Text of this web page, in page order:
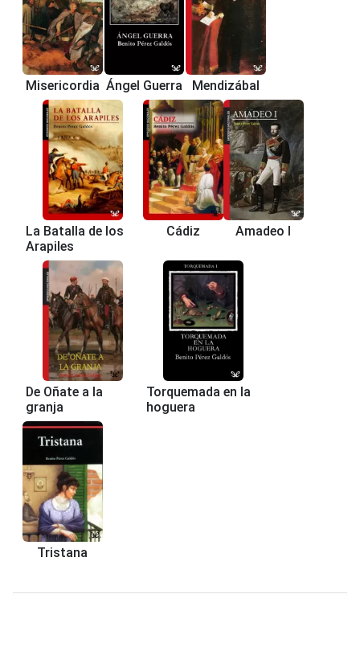
Misericordia Ángel Guerra Mendizábal
La Batalla de los
Arapiles
Cádiz Amadeo I
De Oñate a la
granja
Torquemada en la
hoguera
Tristana